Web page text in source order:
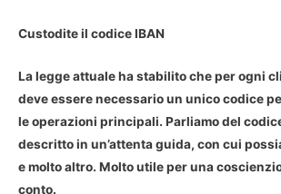
Custodite il codice IBAN
La legge attuale ha stabilito che per ogni
deve essere necessario un unico codice
le operazioni principali. Parliamo del
descritto in un’attenta guida, con cui
e molto altro. Molto utile per una
conto.